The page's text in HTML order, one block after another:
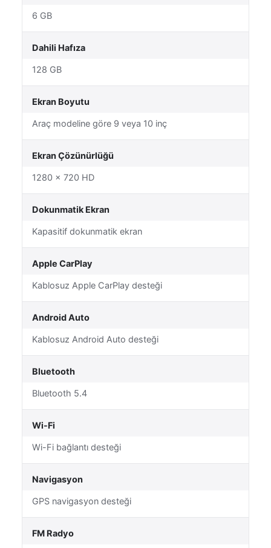
6 GB
Dahili Hafıza
128 GB
Ekran Boyutu
Araç modeline göre 9 veya 10 inç
Ekran Çözünürlüğü
1280 × 720 HD
Dokunmatik Ekran
Kapasitif dokunmatik ekran
Apple CarPlay
Kablosuz Apple CarPlay desteği
Android Auto
Kablosuz Android Auto desteği
Bluetooth
Bluetooth 5.4
Wi-Fi
Wi-Fi bağlantı desteği
Navigasyon
GPS navigasyon desteği
FM Radyo